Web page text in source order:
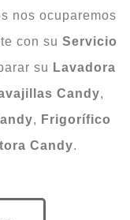
nos ocuparemos
con su Servicio
su Lavadora
Candy,
, Frigorífico
Candy.